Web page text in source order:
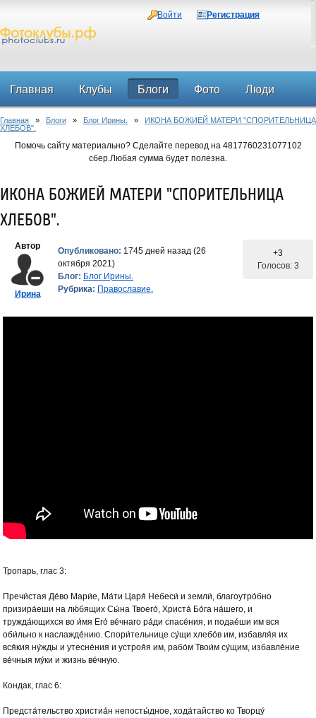
Войти Регистрация
Главная Клубы Блоги Фото Люди
Форум
Главная » Блоги » Блог Ирины. » ИКОНА БОЖИЕЙ МАТЕРИ "СПОРИТЕЛЬНИЦА
ХЛЕБОВ".
Помочь сайту материально? Сделайте перевод на 4817760231077102
сбер.Любая сумма будет полезна.
ИКОНА БОЖИЕЙ МАТЕРИ "СПОРИТЕЛЬНИЦА
ХЛЕБОВ".
Автор
Ирина
Опубликовано: 1745 дней назад (26
октября 2021)
Блог: Блог Ирины.
Рубрика: Православие.
+3
Голосов: 3
Тропарь, глас 3:
Пречи́стая Де́во Мари́е, Ма́ти Царя́ Небеси́ и земли́, благоутро́бно
призира́еши на лю́бящих Сы́на Твоего́, Христа́ Бо́га на́шего, и
тружда́ющихся во и́мя Его́ ве́чнаго ра́ди спасе́ния, и подае́ши им вся
оби́льно к наслажде́нию. Спори́тельнице су́щи хлебо́в им, избавля́я их
вся́кия ну́жды и утесне́ния и устроя́я им, рабо́м Твои́м су́щим, избавле́ние
ве́чныя му́ки и жизнь ве́чную.
Кондак, глас 6:
Предста́тельство христиа́н непосты́дное, хода́тайство ко Творцу́